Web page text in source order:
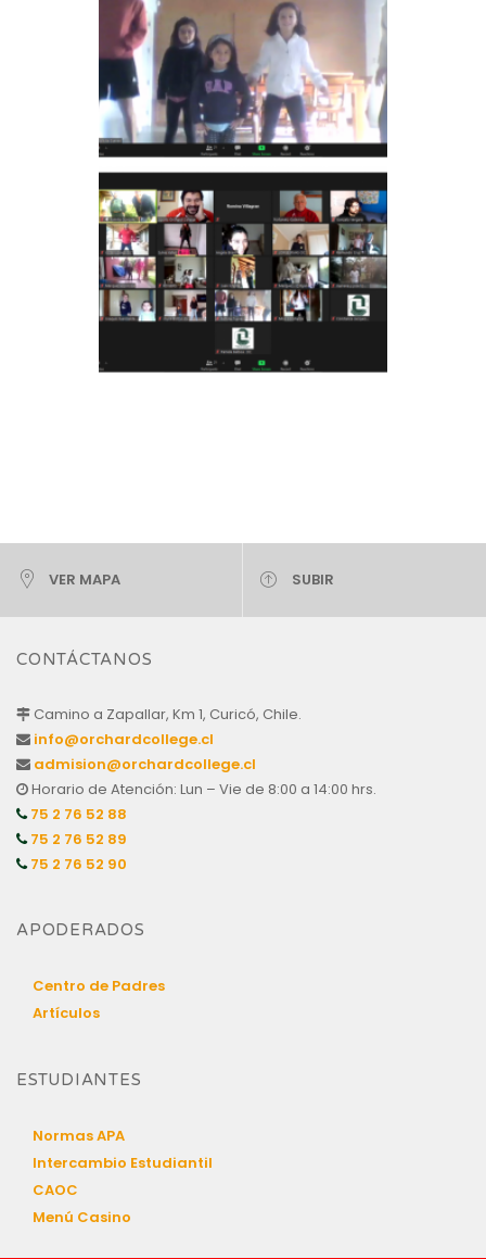
VER MAPA SUBIR
CONTÁCTANOS
Camino a Zapallar, Km 1, Curicó, Chile.
info@orchardcollege.cl
admision@orchardcollege.cl
Horario de Atención: Lun – Vie de 8:00 a 14:00 hrs.
75 2 76 52 88
75 2 76 52 89
75 2 76 52 90
APODERADOS
Centro de Padres
Artículos
ESTUDIANTES
Normas APA
Intercambio Estudiantil
CAOC
Menú Casino